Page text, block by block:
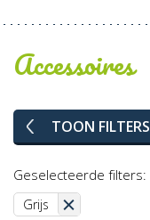
Accessoires
TOON FILTERS
Geselecteerde filters:
Grijs